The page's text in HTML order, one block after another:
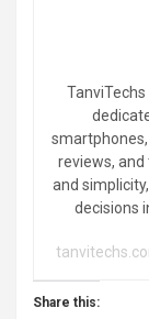
reviews,
and
decisions
Share this: